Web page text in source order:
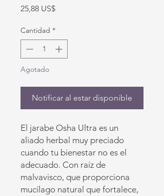
25,88 US$Precio
Cantidad *
Agotado
Notificar al estar disponible
El jarabe Osha Ultra es un
aliado herbal muy preciado
cuando tu bienestar no es el
adecuado. Con raíz de
malvavisco, que proporciona
mucílago natural que fortalece,